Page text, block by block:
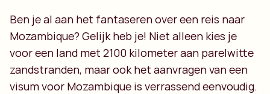
Ben je al aan het fantaseren over een reis naar
Mozambique? Gelijk heb je! Niet alleen kies je
voor een land met 2100 kilometer aan parelwitte
zandstranden, maar ook het aanvragen van een
visum voor Mozambique is verrassend eenvoudig.